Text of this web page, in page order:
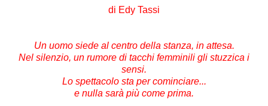
di Edy Tassi
Un uomo siede al centro della stanza, in attesa.
Nel silenzio, un rumore di tacchi femminili gli stuzzica i
sensi.
Lo spettacolo sta per cominciare...
e nulla sarà più come prima.